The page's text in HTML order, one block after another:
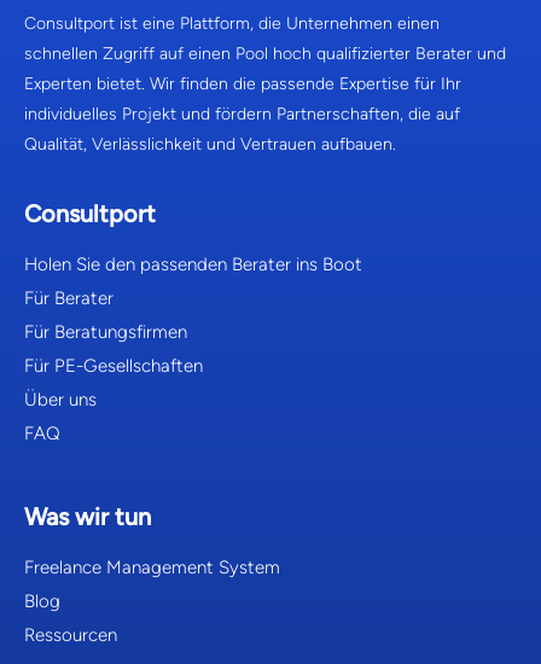
Consultport ist eine Plattform, die Unternehmen einen
schnellen Zugriff auf einen Pool hoch qualifizierter Berater und
Experten bietet. Wir finden die passende Expertise für Ihr
individuelles Projekt und fördern Partnerschaften, die auf
Qualität, Verlässlichkeit und Vertrauen aufbauen.
Consultport
Holen Sie den passenden Berater ins Boot
Für Berater
Für Beratungsfirmen
Für PE-Gesellschaften
Über uns
FAQ
Was wir tun
Freelance Management System
Blog
Ressourcen